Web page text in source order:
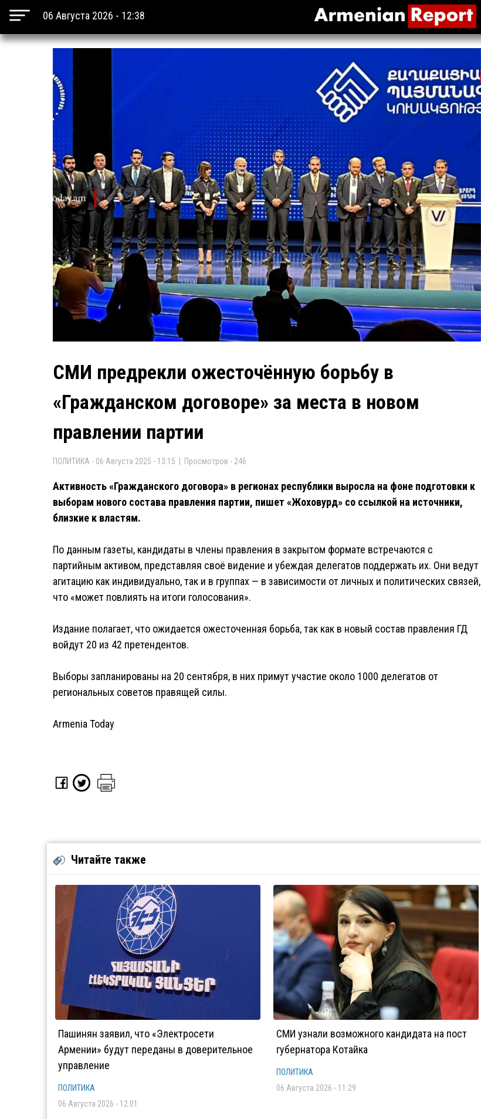
06 Августа 2026 - 12:38
СМИ предрекли ожесточённую борьбу в
«Гражданском договоре» за места в новом
правлении партии
ПОЛИТИКА - 06 Августа 2025 - 13:15 | Просмотров - 246
Активность «Гражданского договора» в регионах республики выросла на фоне подготовки к
выборам нового состава правления партии, пишет «Жоховурд» со ссылкой на источники,
близкие к властям.
По данным газеты, кандидаты в члены правления в закрытом формате встречаются с
партийным активом, представляя своё видение и убеждая делегатов поддержать их. Они ведут
агитацию как индивидуально, так и в группах — в зависимости от личных и политических связей,
что «может повлиять на итоги голосования».
Издание полагает, что ожидается ожесточенная борьба, так как в новый состав правления ГД
войдут 20 из 42 претендентов.
Выборы запланированы на 20 сентября, в них примут участие около 1000 делегатов от
региональных советов правящей силы.
Armenia Today
Читайте также
Пашинян заявил, что «Электросети
Армении» будут переданы в доверительное
управление
ПОЛИТИКА
06 Августа 2026 - 12:01
СМИ узнали возможного кандидата на пост
губернатора Котайка
ПОЛИТИКА
06 Августа 2026 - 11:29